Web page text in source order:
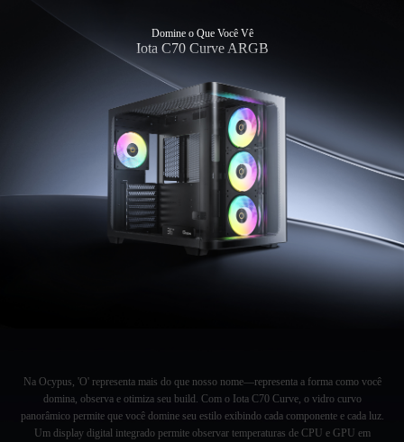
Domine o Que Você Vê
Iota C70 Curve ARGB
Na Ocypus, 'O' representa mais do que nosso nome—representa a forma como você
domina, observa e otimiza seu build. Com o Iota C70 Curve, o vidro curvo
panorâmico permite que você domine seu estilo exibindo cada componente e cada luz.
Um display digital integrado permite observar temperaturas de CPU e GPU em